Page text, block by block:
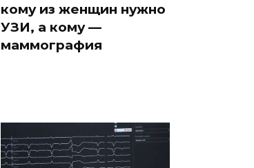
кому из женщин нужно
УЗИ, а кому —
маммография